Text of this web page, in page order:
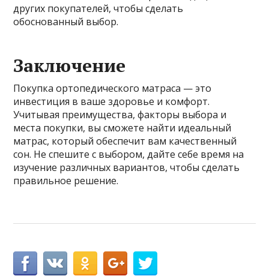
других покупателей, чтобы сделать
обоснованный выбор.
Заключение
Покупка ортопедического матраса — это
инвестиция в ваше здоровье и комфорт.
Учитывая преимущества, факторы выбора и
места покупки, вы сможете найти идеальный
матрас, который обеспечит вам качественный
сон. Не спешите с выбором, дайте себе время на
изучение различных вариантов, чтобы сделать
правильное решение.